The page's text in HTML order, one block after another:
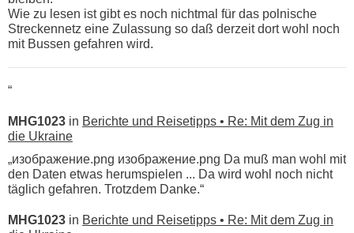
Wie zu lesen ist gibt es noch nichtmal für das polnische
Streckennetz eine Zulassung so daß derzeit dort wohl noch
mit Bussen gefahren wird.
“
MHG1023 in Berichte und Reisetipps • Re: Mit dem Zug in
die Ukraine
„изображение.png изображение.png Da muß man wohl mit
den Daten etwas herumspielen ... Da wird wohl noch nicht
täglich gefahren. Trotzdem Danke.“
MHG1023 in Berichte und Reisetipps • Re: Mit dem Zug in